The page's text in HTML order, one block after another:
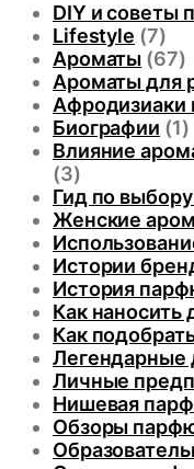
DIY и советы
Lifestyle (7)
Ароматы (67)
Ароматы для
Биографии (1)
Влияние
(3)
Гид по
Женские
Истории
История
Как наносить
Как
Легендарные
Личные
Нишевая
Обзоры